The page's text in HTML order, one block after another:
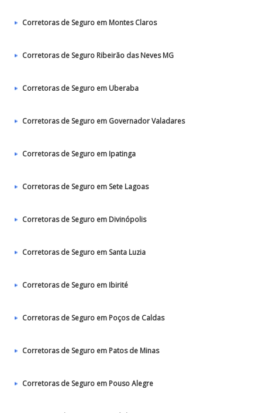
Corretoras de Seguro em Montes Claros
Corretoras de Seguro Ribeirão das Neves MG
Corretoras de Seguro em Uberaba
Corretoras de Seguro em Governador Valadares
Corretoras de Seguro em Ipatinga
Corretoras de Seguro em Sete Lagoas
Corretoras de Seguro em Divinópolis
Corretoras de Seguro em Santa Luzia
Corretoras de Seguro em Ibirité
Corretoras de Seguro em Poços de Caldas
Corretoras de Seguro em Patos de Minas
Corretoras de Seguro em Pouso Alegre